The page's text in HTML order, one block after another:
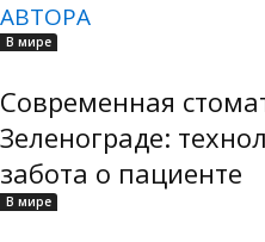
АВТОРА
В мире
Современная
Зеленограде:
забота о пациенте
В мире